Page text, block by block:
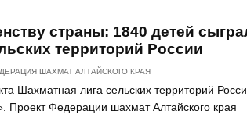
страны: 1840 детей
территорий России
ШАХМАТ АЛТАЙСКОГО КРАЯ
Шахматная лига сельских территорий
Проект Федерации шахмат Алтайского края